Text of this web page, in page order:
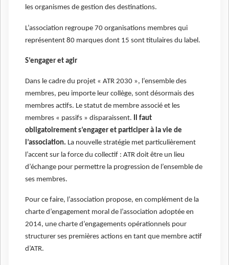
les organismes de gestion des destinations.
L’association regroupe 70 organisations membres qui
représentent 80 marques dont 15 sont titulaires du label.
S’engager et agir
Dans le cadre du projet « ATR 2030 », l’ensemble des
membres, peu importe leur collège, sont désormais des
membres actifs. Le statut de membre associé et les
membres « passifs » disparaissent. Il faut
obligatoirement s’engager et participer à la vie de
l’association. La nouvelle stratégie met particulièrement
l’accent sur la force du collectif : ATR doit être un lieu
d’échange pour permettre la progression de l’ensemble de
ses membres.
Pour ce faire, l’association propose, en complément de la
charte d’engagement moral de l’association adoptée en
2014, une charte d’engagements opérationnels pour
structurer ses premières actions en tant que membre actif
d’ATR.